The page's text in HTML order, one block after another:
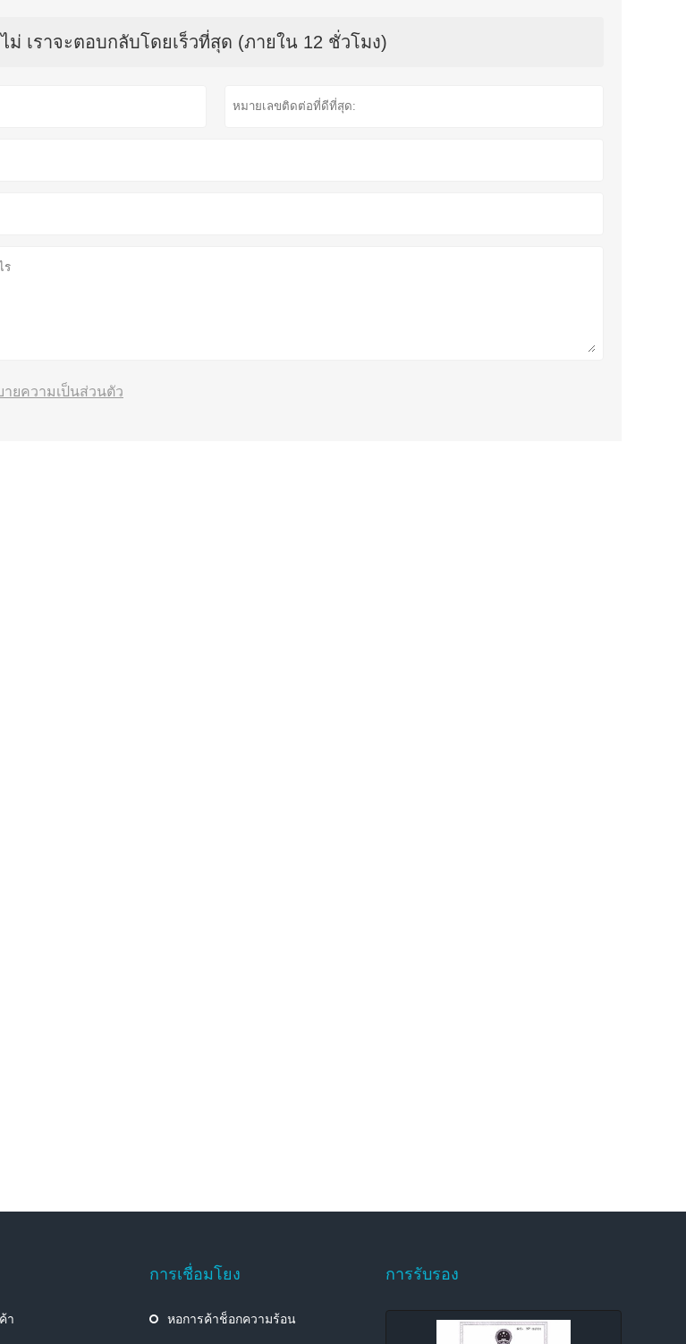
ม่ เราจะตอบกลับโดยเร็วที่สุด (ภายใน 12 ชั่วโมง)
ายความเป็นส่วนตัว
า
การเชื่อมโยง
หอการค้าช็อกความร้อน
การรับรอง